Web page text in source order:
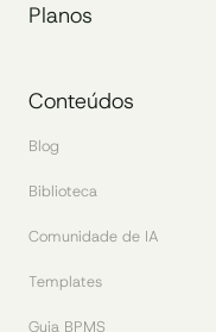
Planos
Conteúdos
Blog
Biblioteca
Comunidade de IA
Templates
Guia BPMS